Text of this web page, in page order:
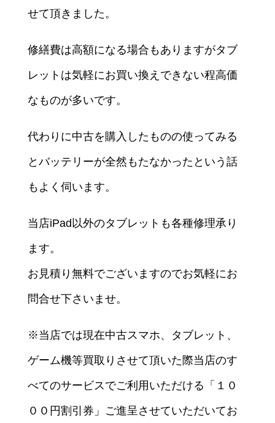
せて頂きました。
修繕費は高額になる場合もありますがタブ
レットは気軽にお買い換えできない程高価
なものが多いです。
代わりに中古を購入したものの使ってみる
とバッテリーが全然もたなかったという話
もよく伺います。
当店iPad以外のタブレットも各種修理承り
ます。
お見積り無料でございますのでお気軽にお
問合せ下さいませ。
※当店では現在中古スマホ、タブレット、
ゲーム機等買取りさせて頂いた際当店のす
べてのサービスでご利用いただける「１０
００円割引券」ご進呈させていただいてお